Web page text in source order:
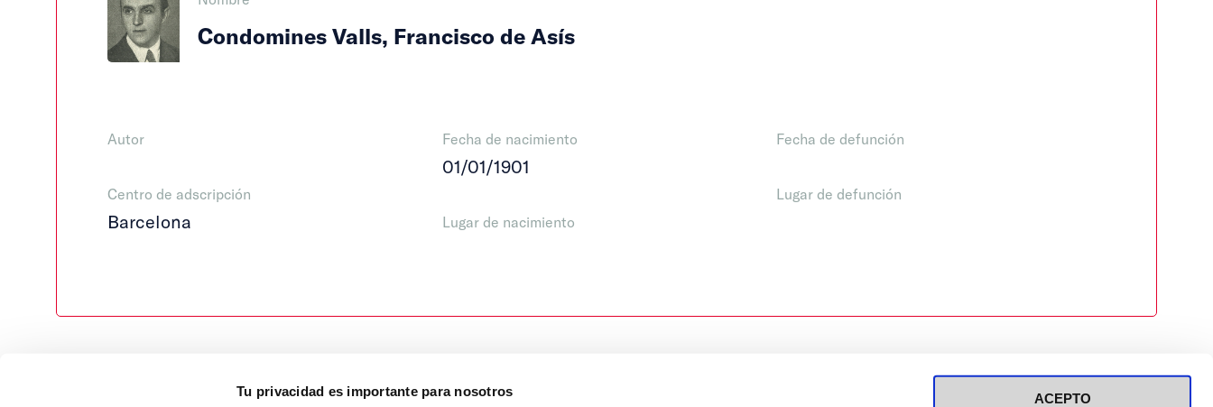
Tu privacidad es importante para nosotros ACEPTO
Condomines Valls, Francisco de Asís
Autor
Centro de adscripción
Barcelona
Fecha de nacimiento
01/01/1901
Lugar de nacimiento
Fecha de defunción
Lugar de defunción